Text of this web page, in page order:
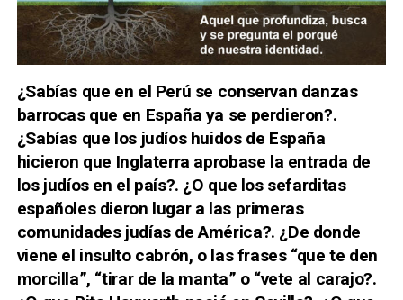
¿Sabías que en el Perú se conservan danzas
barrocasque en España ya se perdieron?.
¿Sabías que los judíos huidos de España
hicieron que Inglaterra aprobase la entrada de
los judíos en el país?. ¿O que los sefarditas
españoles dieron lugar a las primeras
comunidades judías de América?. ¿De donde
viene el insulto cabrón, o las frases “que te den
morcilla”, “tirar de la manta” o “vete al carajo?.